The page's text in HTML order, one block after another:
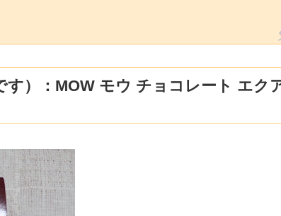
）：MOW モウ チョコレート エク